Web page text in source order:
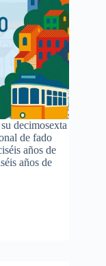
decimosexta
de fado
años de
años de